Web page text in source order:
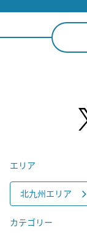
エリア
北九州エリア
カテゴリー